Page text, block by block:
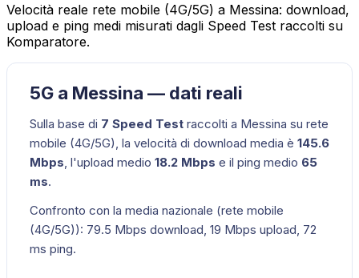
Velocità reale rete mobile (4G/5G) a Messina: download,
upload e ping medi misurati dagli Speed Test raccolti su
Komparatore.
5G a Messina — dati reali
Sulla base di 7 Speed Test raccolti a Messina su rete
mobile (4G/5G), la velocità di download media è 145.6
Mbps, l'upload medio 18.2 Mbps e il ping medio 65
ms.
Confronto con la media nazionale (rete mobile
(4G/5G)): 79.5 Mbps download, 19 Mbps upload, 72
ms ping.